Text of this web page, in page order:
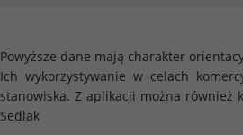
Powyższe dane mają charakter
Ich wykorzystywanie w celach
stanowiska. Z aplikacji można
Sedlak